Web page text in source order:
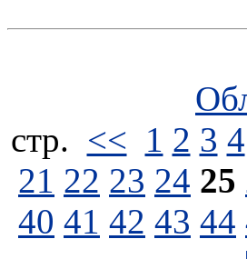
стp. << 1 2 3 4
21 22 23 24 25
40 41 42 43 44